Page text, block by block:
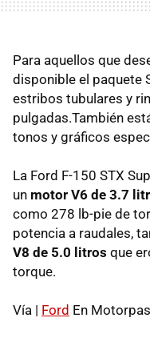
Para aquellos que
disponible el paquete
estribos tubulares y
pulgadas.También
tonos y gráficos
La Ford F-150 STX
un motor V6 de 3.7
como 278 lb-pie de
potencia a raudales,
V8 de 5.0 litros que
torque.
Vía | Ford En